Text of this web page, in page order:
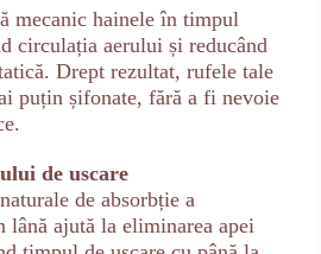
mecanic hainele în timpul
circulația aerului și reducând
Drept rezultat, rufele tale
puțin șifonate, fără a fi nevoie
de uscare
de absorbție a
ajută la eliminarea apei